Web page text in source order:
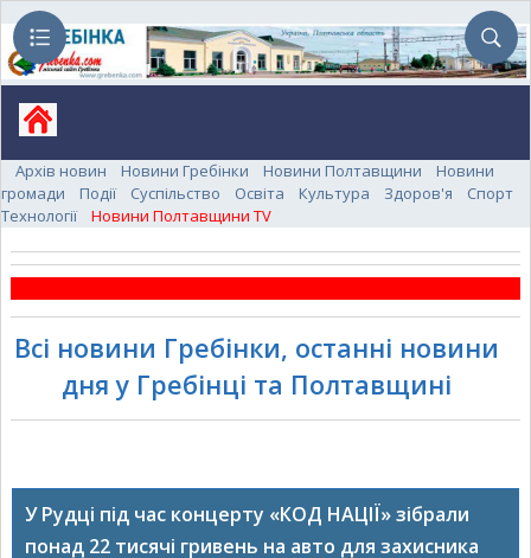
Архів новин Новини Гребінки Новини Полтавщини
Новини
громади
Події Суспільство Освіта Культура Здоров'я
Спорт
Технології
Новини Полтавщини TV
Всі новини Гребінки, останні новини
дня у Гребінці та Полтавщині
У Рудці під час концерту «КОД НАЦІЇ» зібрали
понад 22 тисячі гривень на авто для захисника